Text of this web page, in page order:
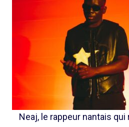
Neaj, le rappeur nantais